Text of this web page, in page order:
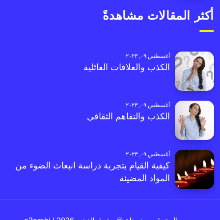
أكثر المقالات مشاهدةً
أغسطس ٠٩, ٢٠٢٣
الكذب والعلاقات العائلية
أغسطس ٠٩, ٢٠٢٣
الكذب والتفاهم الثقافي
أغسطس ٠٩, ٢٠٢٣
كيفية القيام بتجربة دراسة انبعاث الضوء من
المواد المضيئة